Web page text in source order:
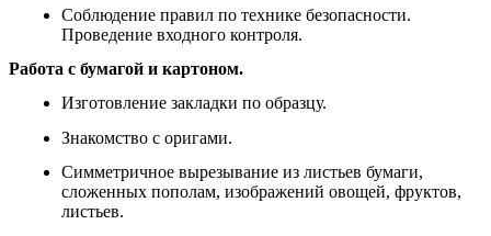
Соблюдение правил по технике безопасности.
Проведение входного контроля.
Работа с бумагой и картоном.
Изготовление закладки по образцу.
Знакомство с оригами.
Симметричное вырезывание из листьев бумаги,
сложенных пополам, изображений овощей, фруктов,
листьев.